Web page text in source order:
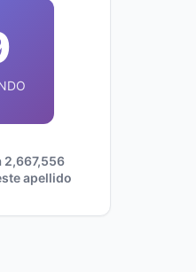
2,667,556
apellido